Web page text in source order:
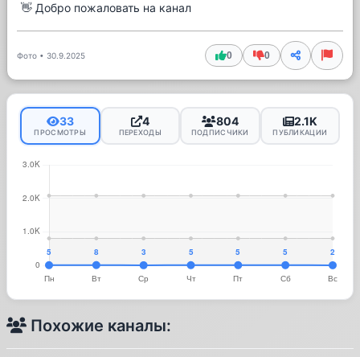
👋 Добро пожаловать на канал
Фото • 30.9.2025 0 0
33
ПРОСМОТРЫ
4
ПЕРЕХОДЫ
804
ПОДПИСЧИКИ
2.1K
ПУБЛИКАЦИИ
Похожие каналы: